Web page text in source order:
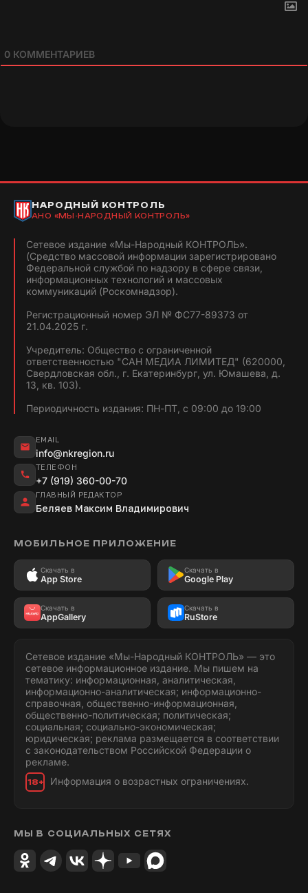
0 КОММЕНТАРИЕВ
НАРОДНЫЙ КОНТРОЛЬ
АНО «МЫ-НАРОДНЫЙ КОНТРОЛЬ»
Сетевое издание «Мы-Народный КОНТРОЛЬ».
(Средство массовой информации зарегистрировано
Федеральной службой по надзору в сфере связи,
информационных технологий и массовых
коммуникаций (Роскомнадзор).
Регистрационный номер ЭЛ № ФС77-89373 от
21.04.2025 г.
Учредитель: Общество с ограниченной
ответственностью "САН МЕДИА ЛИМИТЕД" (620000,
Свердловская обл., г. Екатеринбург, ул. Юмашева, д.
13, кв. 103).
Периодичность издания: ПН-ПТ, с 09:00 до 19:00
EMAIL
info@nkregion.ru
ТЕЛЕФОН
+7 (919) 360-00-70
ГЛАВНЫЙ РЕДАКТОР
Беляев Максим Владимирович
МОБИЛЬНОЕ ПРИЛОЖЕНИЕ
Скачать в
App Store
Скачать в
Google Play
Скачать в
AppGallery
Скачать в
RuStore
Сетевое издание «Мы-Народный КОНТРОЛЬ» — это
сетевое информационное издание. Мы пишем на
тематику: информационная, аналитическая,
информационно-аналитическая; информационно-
справочная, общественно-информационная,
общественно-политическая; политическая;
социальная; социально-экономическая;
юридическая; реклама размещается в соответствии
с законодательством Российской Федерации о
рекламе.
18+ Информация о возрастных ограничениях.
МЫ В СОЦИАЛЬНЫХ СЕТЯХ